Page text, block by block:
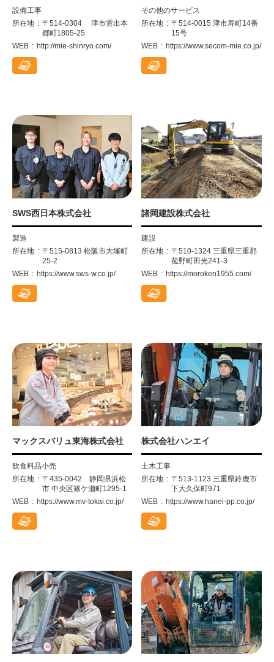
設備工事
所在地
〒514-0304 津市雲出本
郷町1805-25
WEB
http://mie-shinryo.com/
その他のサービス
所在地
〒514-0015 津市寿町14番
15号
WEB
https://www.secom-mie.co.jp/
SWS西日本株式会社
製造
所在地
〒515-0813 松阪市大塚町
25-2
WEB
https://www.sws-w.co.jp/
諸岡建設株式会社
建設
所在地
〒510-1324 三重県三重郡
菰野町田光241-3
WEB
https://moroken1955.com/
マックスバリュ東海株式会社
飲食料品小売
所在地
〒435-0042 静岡県浜松
市 中央区篠ケ瀬町1295-1
WEB
https://www.mv-tokai.co.jp/
株式会社ハンエイ
土木工事
所在地
〒513-1123 三重県鈴鹿市
下大久保町971
WEB
https://www.hanei-pp.co.jp/